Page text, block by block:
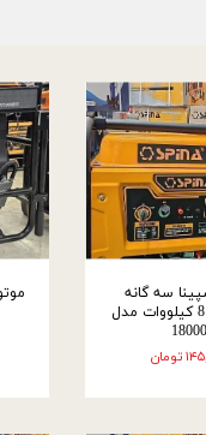
سه گانه
سوز ، سه فاز، 8 کیلووات مدل